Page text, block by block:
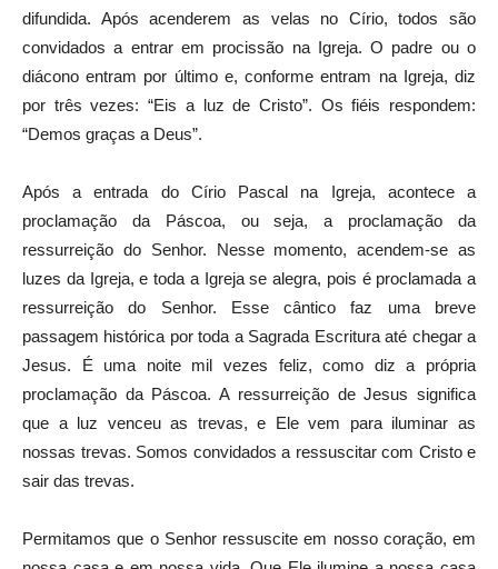
difundida. Após acenderem as velas no Círio, todos são
convidados a entrar em procissão na Igreja. O padre ou o
diácono entram por último e, conforme entram na Igreja, diz
por três vezes: “Eis a luz de Cristo”. Os fiéis respondem:
“Demos graças a Deus”.
Após a entrada do Círio Pascal na Igreja, acontece a
proclamação da Páscoa, ou seja, a proclamação da
ressurreição do Senhor. Nesse momento, acendem-se as
luzes da Igreja, e toda a Igreja se alegra, pois é proclamada a
ressurreição do Senhor. Esse cântico faz uma breve
passagem histórica por toda a Sagrada Escritura até chegar a
Jesus. É uma noite mil vezes feliz, como diz a própria
proclamação da Páscoa. A ressurreição de Jesus significa
que a luz venceu as trevas, e Ele vem para iluminar as
nossas trevas. Somos convidados a ressuscitar com Cristo e
sair das trevas.
Permitamos que o Senhor ressuscite em nosso coração, em